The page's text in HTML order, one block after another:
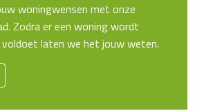
woningwensen met onze
Zodra er een woning wordt
voldoet laten we het jouw weten.